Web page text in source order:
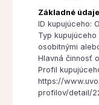
Základné
ID kupujúceho:
Typ
osobitnými
Hlavná činnosť
Profil
https://
profilov/detail/